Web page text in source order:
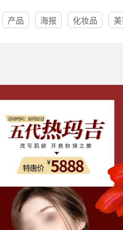
产品 海报 化妆品